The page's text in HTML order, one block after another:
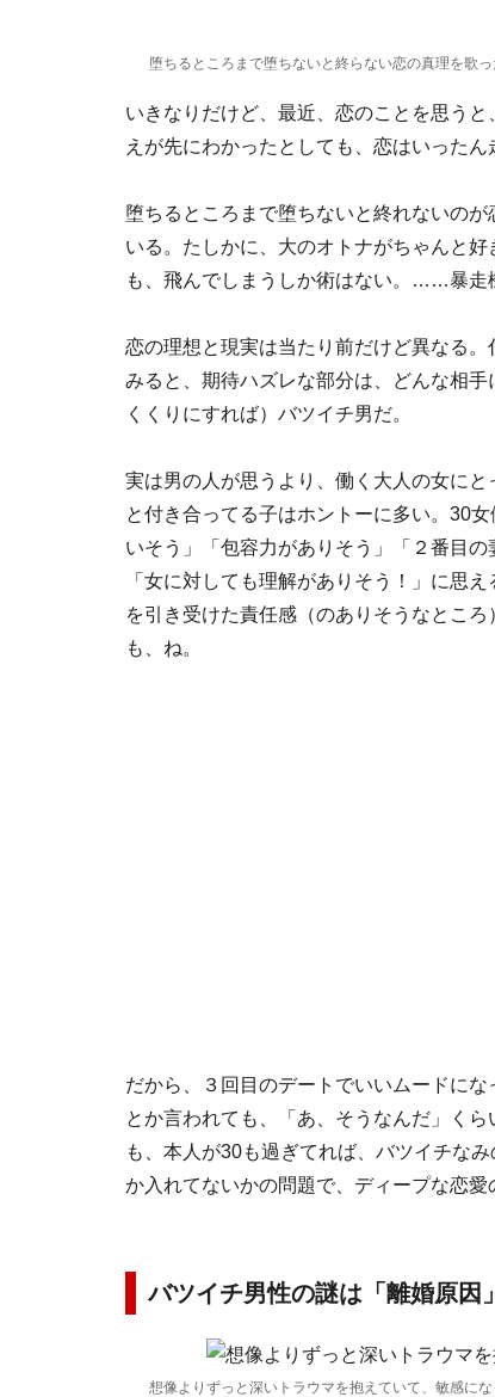
堕ちるところまで堕ちないと終らない恋の真理を歌
いきなりだけど、最近、恋のことを思う
えが先にわかったとしても、恋はいったん
堕ちるところまで堕ちないと終れないの
いる。たしかに、大のオトナがちゃんと
も、飛んでしまうしか術はない。……暴走
恋の理想と現実は当たり前だけど異なる
みると、期待ハズレな部分は、どんな相
くくりにすれば）バツイチ男だ。
実は男の人が思うより、働く大人の女に
と付き合ってる子はホントーに多い。30
いそう」「包容力がありそう」「２番目
「女に対しても理解がありそう！」に思
を引き受けた責任感（のありそうなとこ
も、ね。
だから、３回目のデートでいいムードに
とか言われても、「あ、そうなんだ」く
も、本人が30も過ぎてれば、バツイチな
か入れてないかの問題で、ディープな恋
バツイチ男性の謎は「離婚原因
想像よりずっと深いトラウマを抱えていて、敏感に